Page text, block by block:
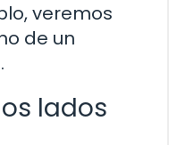
veremos
de un
lados